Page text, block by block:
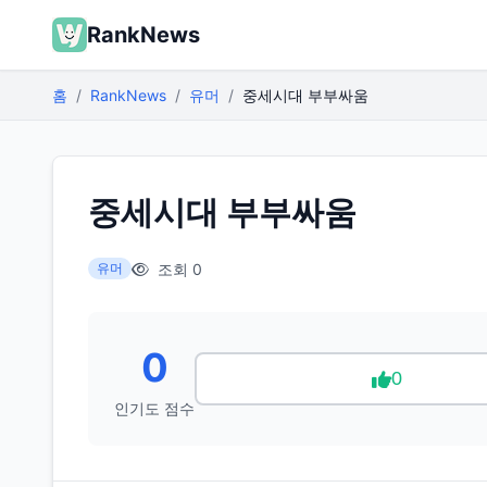
RankNews
홈 RankNews 유머 중세시대 부부싸움
중세시대 부부싸움
유머 조회 0
0
인기도 점수
0